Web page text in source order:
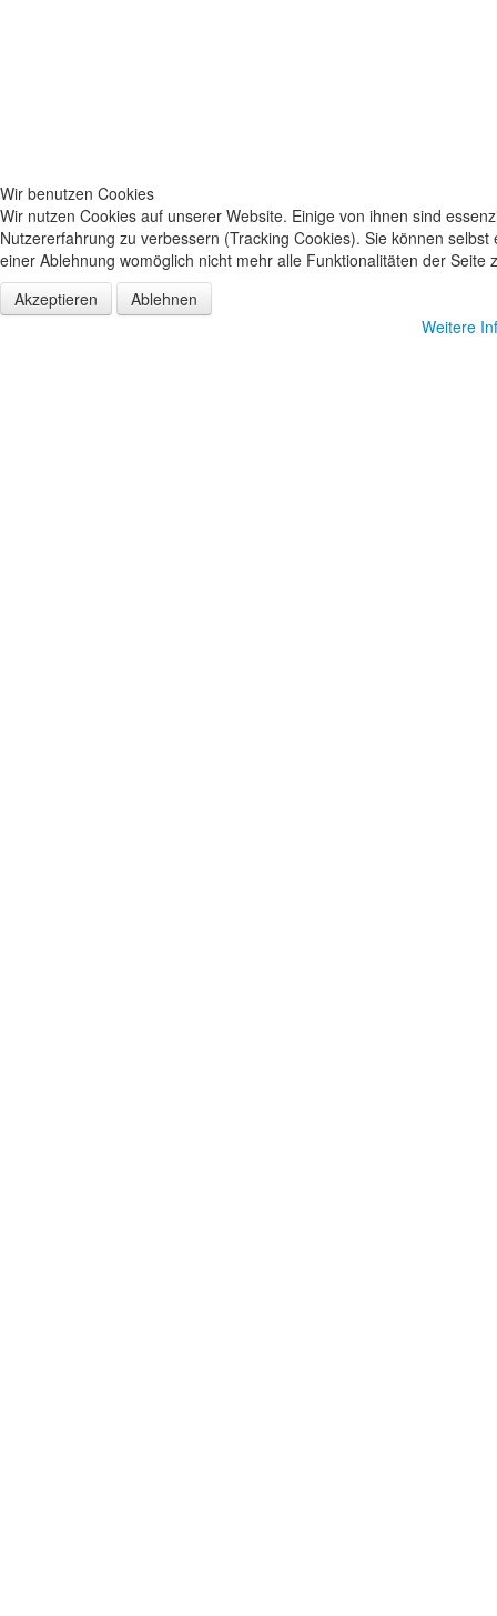
Wir benutzen Cookies
Wir nutzen Cookies auf unserer Website. Einige von ihnen sind
Nutzererfahrung zu verbessern (Tracking Cookies). Sie können
einer Ablehnung womöglich nicht mehr alle Funktionalitäten der Seite
Akzeptieren
Ablehnen
Weitere